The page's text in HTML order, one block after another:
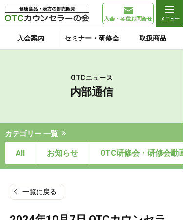
入会・各種お問合せ
入会案内 セミナー・研修会 取扱商品
OTCニュース
内部通信
カテゴリー 一覧
All お知らせ OTC研修会・研修会動画
一覧に戻る